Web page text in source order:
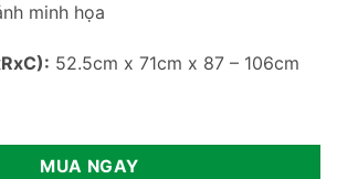
minh họa
52.5cm x 71cm x 87 – 106cm
người cao tuổi cao cấp CSSK04 số lượng
MUA NGAY